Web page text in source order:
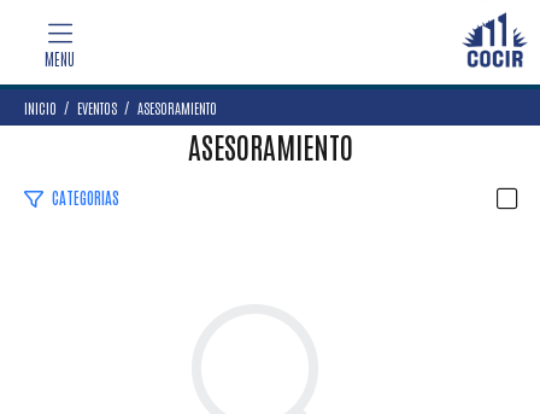
INICIO EVENTOS ASESORAMIENTO
ASESORAMIENTO
CATEGORIAS